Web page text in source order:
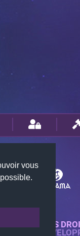
vous
TOUS